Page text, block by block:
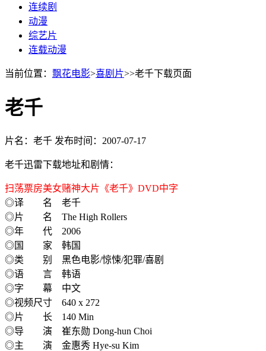
连续剧
动漫
综艺片
连载动漫
当前位置： 飘花电影>喜剧片>>老千下载页面
老千
片名：老千 发布时间：2007-07-17
老千迅雷下载地址和剧情：
扫荡票房美女赌神大片《老千》DVD中字
◎译 名 老千
◎片 名 The High Rollers
◎年 代 2006
◎国 家 韩国
◎类 别 黑色电影/惊悚/犯罪/喜剧
◎语 言 韩语
◎字 幕 中文
◎视频尺寸 640 x 272
◎片 长 140 Min
◎导 演 崔东勋 Dong-hun Choi
◎主 演 金惠秀 Hye-su Kim